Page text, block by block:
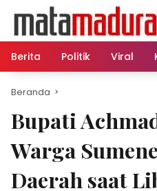
konten
Berita
Politik Viral
Beranda
Bupati
Warga
Daerah saat